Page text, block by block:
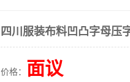
四川服装布料凹凸字母压
价格： 面议